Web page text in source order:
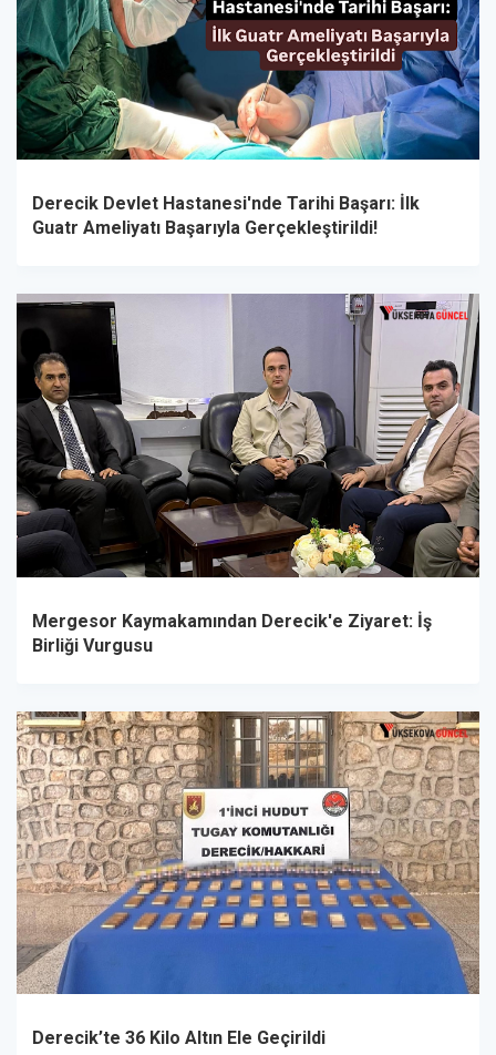
Derecik Devlet Hastanesi'nde Tarihi Başarı: İlk
Guatr Ameliyatı Başarıyla Gerçekleştirildi!
Mergesor Kaymakamından Derecik'e Ziyaret: İş
Birliği Vurgusu
Derecik’te 36 Kilo Altın Ele Geçirildi